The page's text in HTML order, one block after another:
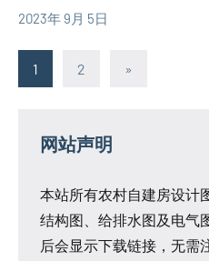
设
计
图
计
现
代
平
米
2023年 9月 5日
yacool
文
分
1 2
Next
»
网站声明
本站所有农村自建房设计
结构图、给排水图及电气
后会显示下载链接，无需